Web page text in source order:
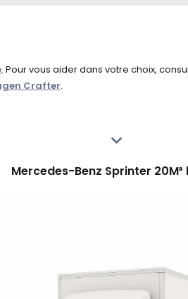
. Pour vous aider dans votre choix,
Crafter.
Mercedes-Benz Sprinter 20M³